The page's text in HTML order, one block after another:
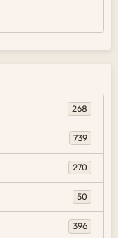
268
739
270
50
396